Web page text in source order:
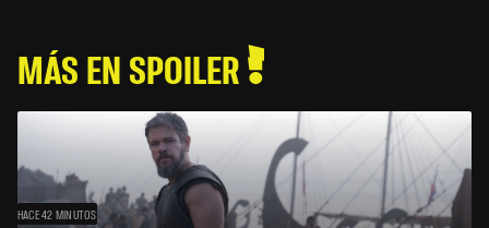
MÁS EN SPOILER
HACE 42 MINUTOS